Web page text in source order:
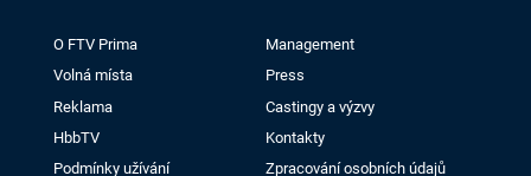
O FTV Prima
Management
Volná místa
Press
Reklama
Castingy a výzvy
HbbTV
Kontakty
Podmínky užívání
Zpracování osobních údajů